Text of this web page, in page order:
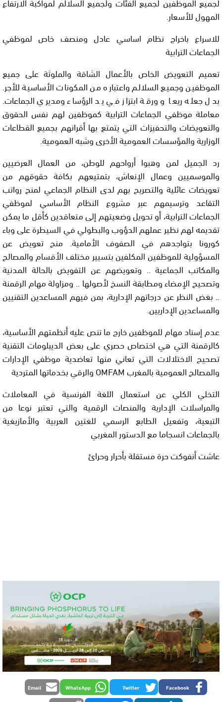
المهول للأسعار.
للاسراع باخراج نظام اساسي عادل ومنصف خاص لموظفي
الجماعات الترابية
تعميم التعويض الخاص بالأعمال الشاقة والملوثة على جميع
الموظفين وجميع السلالم واعتباره من المكونات الأساسية للأجر.
بدل جعله ريعا و ورقة ابتزاز في يد الرؤساء ومديري الجماعات.
معاملة موظفي الجماعات الترابية كموظفين لهم نفس الحقوق
والتعويضات والتحفيزات التي يتمتع بها أقرانهم بجميع القطاعات
الوزارية والمؤسسات العمومية الأخرى وشبه العمومية.
رد الجميل لمن وهبوا أرواحهم للوطن، من العمال العرضيين
والموسميين وعمال الإنعاش، بتمتيعهم بكافة حقوقهم من
تعويضات عائلية والتصريح بهم لدى النظام الجماعي لمنح رواتب
التقاعد وترسيمهم عبر مشروع النظام الأساسي لموظفي
الجماعات الترابية، أو تحويل وضعيتهم إلى متعاقدين كأقل ما يمكن
تقديمه لهم نظير عملهم الدؤوب والبطولي في السيطرة على وباء
كورونا بتواجدهم في الصفوف الأمامية. منح تعويض عن
المسؤولية للموظفين المكلفين بتسيير مختلف الأقسام والمصالح
والمكاتب الجماعية .. وتعويضهم عن التفويض بالحالة المدنية
وتصحيح الإمضاء ومطابقة النسخ لأصولها .. ومزاولة مهام الرقمنة
.. بغض النظر عن درجاتهم الإدارية، بمن فيهم المساعدين التقنيين
والمساعدين الإداريين.
عدم إسناد مهام للموظفين خارج ما تنص عليه أنظمتهم الأساسية،
كالرقمنة التي هي اختصاص حصري على بعض الديبلومات التقنية
تصحيح الاختلالات التي تعاني منها تعاضدية موظفي الإدارات
والمصالح العمومية بالمغرب OMFAM والرقي بخدماتها المتردية
التخلي الكلي عن استعمال اللغة الفرنسية في المعاملات
والمراسلات الإدارية والمنصات الرقمية والتي تعتبر نوعا من
التبعية، وتفعيل الطابع الرسمي للغتين العربية والأمازيغية
بالجماعات انسجاما مع الدستور المغربي
عاشت أنفوكت حرة مستقلة بأحرار وحرائ
Facebook
Twitter
WhatsApp
Email